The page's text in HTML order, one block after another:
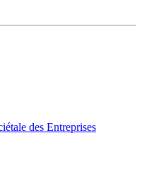
des Entreprises